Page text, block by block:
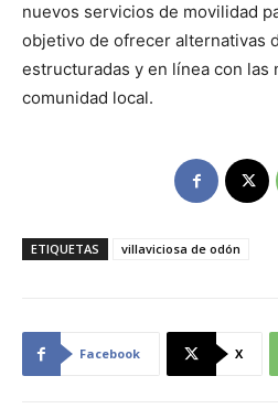
nuevos servicios de movilidad
objetivo de ofrecer alternativas
estructuradas y en línea con las
comunidad local.
ETIQUETAS villaviciosa de odón
Facebook X